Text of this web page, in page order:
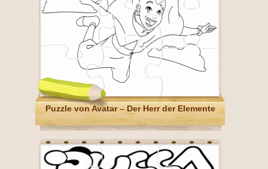
Puzzle von Avatar – Der Herr der Elemente